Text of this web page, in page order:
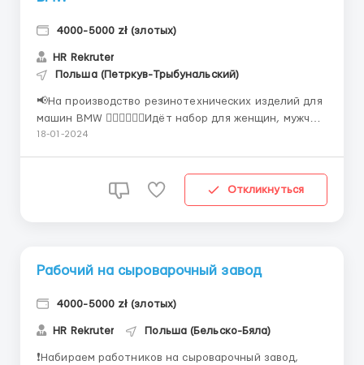
4000-5000 zł (злотых)
HR Rekruter
Польша (Петркув-Трыбунальский)
📢На производство резинотехнических изделий для
машин BMW 💁🏻‍♂️🙅🏻‍♀️Идёт набор для женщин, мужчин
и пар 🌎город Piotrków Trybunalski 💰Ставка 21,50 зл/
18-01-2024
Откликнуться
Рабочий на сыроварочный завод
4000-5000 zł (злотых)
HR Rekruter Польша (Бельско-Бяла)
❗️Набираем работников на сыроварочный завод,